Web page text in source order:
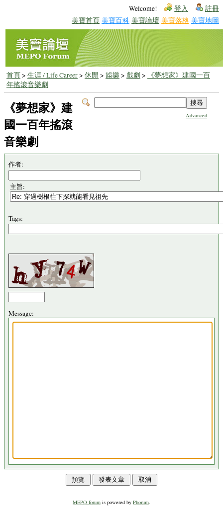
Welcome! 登入 註冊
美寶首頁 美寶百科 美寶論壇 美寶落格 美寶地圖
首頁> 生涯 / Life Career> 休閒 > 娛樂 > 戲劇>
《夢想家》建國一百
年搖滾音樂劇
Advanced
《夢想家》建
國一百年搖滾
音樂劇
作者:
主旨:
Tags:
Message:
MEPO forum is powered by Phorum.